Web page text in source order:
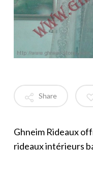
Share
Ghneim Rideaux
rideaux intérieurs